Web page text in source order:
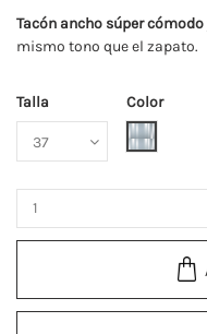
Tacón ancho súper cómodo
mismo tono que el zapato.
Talla
Color
Plata